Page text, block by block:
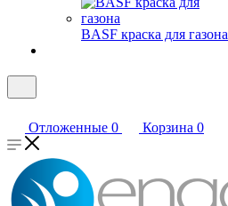
BASF краска для газона
Отложенные 0 Корзина 0